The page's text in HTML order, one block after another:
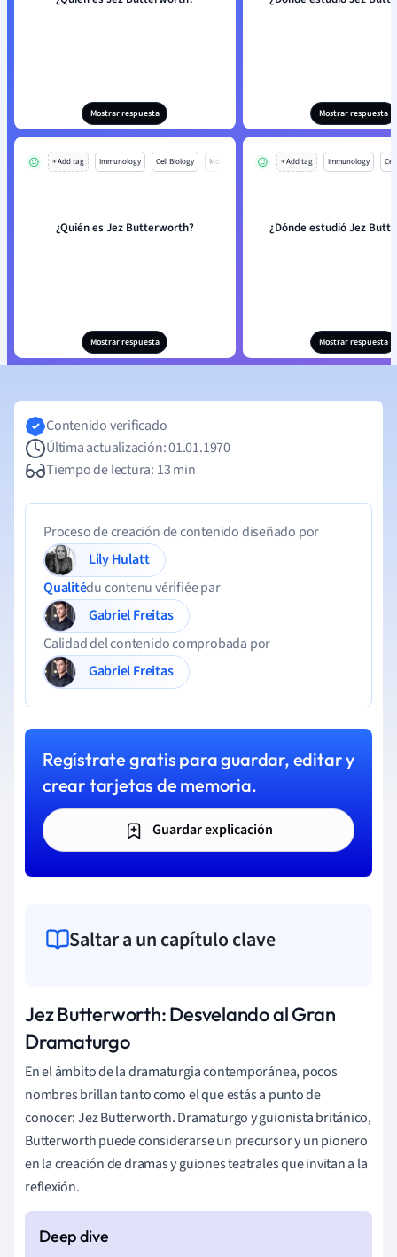
Mostrar respuesta Mostrar respuesta
+ Add tag Immunology Cell Biology Mo
¿Quién es Jez Butterworth?
Mostrar respuesta
+ Add tag Immunology
¿Dónde estudió Jez
Mostrar respuesta
Contenido verificado
Última actualización: 01.01.1970
Tiempo de lectura: 13 min
Proceso de creación de contenido diseñado por
Lily Hulatt
Qualitédu contenu vérifiée par
Gabriel Freitas
Calidad del contenido comprobada por
Gabriel Freitas
Regístrate gratis para guardar, editar y
crear tarjetas de memoria.
Guardar explicación
Saltar a un capítulo clave
Jez Butterworth: Desvelando al Gran
Dramaturgo
En el ámbito de la dramaturgia contemporánea, pocos
nombres brillan tanto como el que estás a punto de
conocer: Jez Butterworth. Dramaturgo y guionista británico,
Butterworth puede considerarse un precursor y un pionero
en la creación de dramas y guiones teatrales que invitan a la
reflexión.